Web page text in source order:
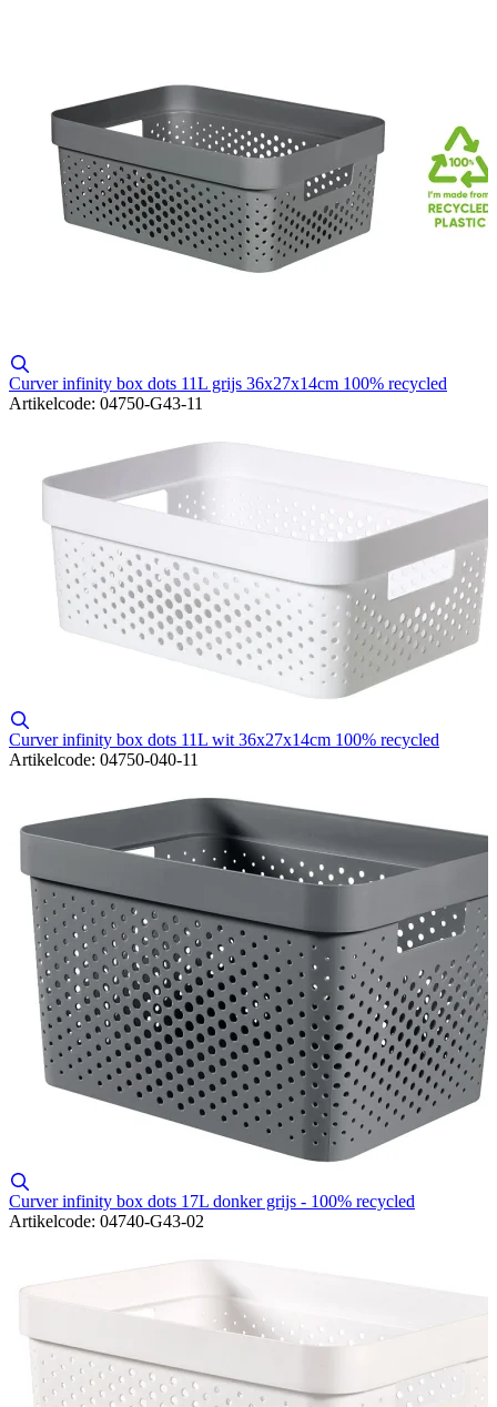
Curver infinity box dots 11L grijs 36x27x14cm 100% recycled
Artikelcode: 04750-G43-11
Curver infinity box dots 11L wit 36x27x14cm 100% recycled
Artikelcode: 04750-040-11
Curver infinity box dots 17L donker grijs - 100% recycled
Artikelcode: 04740-G43-02